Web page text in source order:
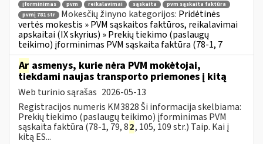
įforminimas pvm reikalavimai sąskaita
pvm sąskaita faktūra
pvmį 781 str
Mokesčių žinyno kategorijos: Pridėtinės
vertės mokestis » PVM sąskaitos faktūros, reikalavimai
apskaitai (IX skyrius) » Prekių tiekimo (paslaugų
teikimo) įforminimas PVM sąskaita faktūra (78-1, 7
Ar asmenys, kurie nėra PVM mokėtojai,
tiekdami naujas transporto priemones į kitą
Web turinio sąrašas 2026-05-13
Registracijos numeris KM3828 Ši informacija skelbiama:
Prekių tiekimo (paslaugų teikimo) įforminimas PVM
sąskaita faktūra (78-1, 79, 82, 105, 109 str.) Taip. Kai į
kitą ES...